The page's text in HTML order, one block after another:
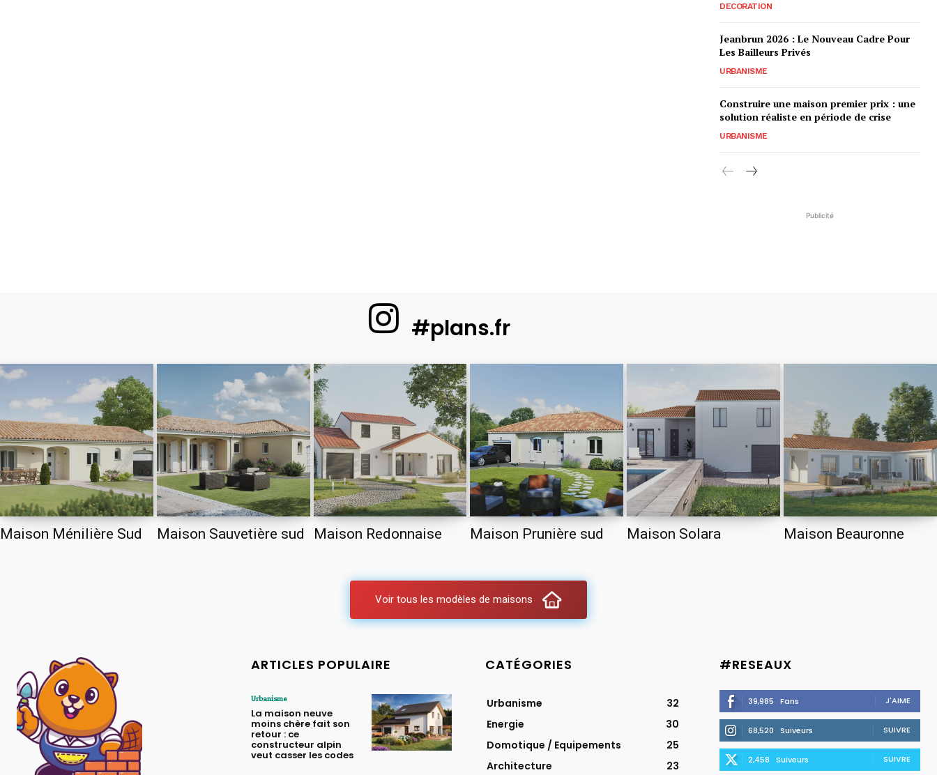
DECORATION
Jeanbrun 2026 : Le Nouveau Cadre Pour
Les Bailleurs Privés
URBANISME
Construire une maison premier prix : une
solution réaliste en période de crise
URBANISME
Publicité
#plans.fr
Maison Ménilière Sud Maison Sauvetière sud Maison Redonnaise Maison Prunière sud Maison Solara Maison Beauronne
Voir tous les modèles de maisons
ARTICLES POPULAIRE
Urbanisme
La maison neuve
moins chère fait son
retour : ce
constructeur alpin
veut casser les codes
CATÉGORIES
Urbanisme
32
Energie
30
Domotique / Equipements
25
Architecture
23
#RESEAUX
39,985 Fans J'AIME
68,520 Suiveurs SUIVRE
2,458 Suiveurs SUIVRE